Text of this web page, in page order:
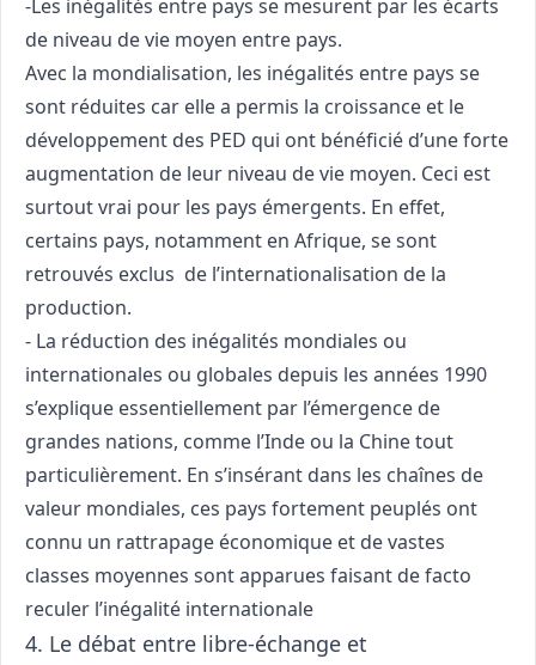
-Les inégalités entre pays se mesurent par les écarts
de niveau de vie moyen entre pays.
Avec la mondialisation, les inégalités entre pays se
sont réduites car elle a permis la croissance et le
développement des PED qui ont bénéficié d’une forte
augmentation de leur niveau de vie moyen. Ceci est
surtout vrai pour les pays émergents. En effet,
certains pays, notamment en Afrique, se sont
retrouvés exclus de l’internationalisation de la
production.
- La réduction des inégalités mondiales ou
internationales ou globales depuis les années 1990
s’explique essentiellement par l’émergence de
grandes nations, comme l’Inde ou la Chine tout
particulièrement. En s’insérant dans les chaînes de
valeur mondiales, ces pays fortement peuplés ont
connu un rattrapage économique et de vastes
classes moyennes sont apparues faisant de facto
reculer l’inégalité internationale
4. Le débat entre libre-échange et